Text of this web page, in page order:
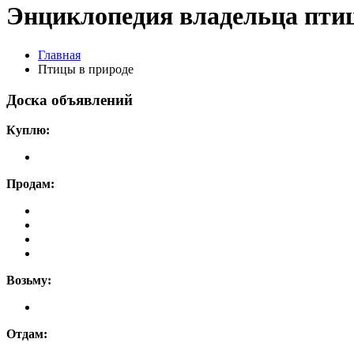
Энциклопедия владельца
Главная
Птицы в природе
Доска объявлений
Куплю:
Продам:
Возьму:
Отдам: